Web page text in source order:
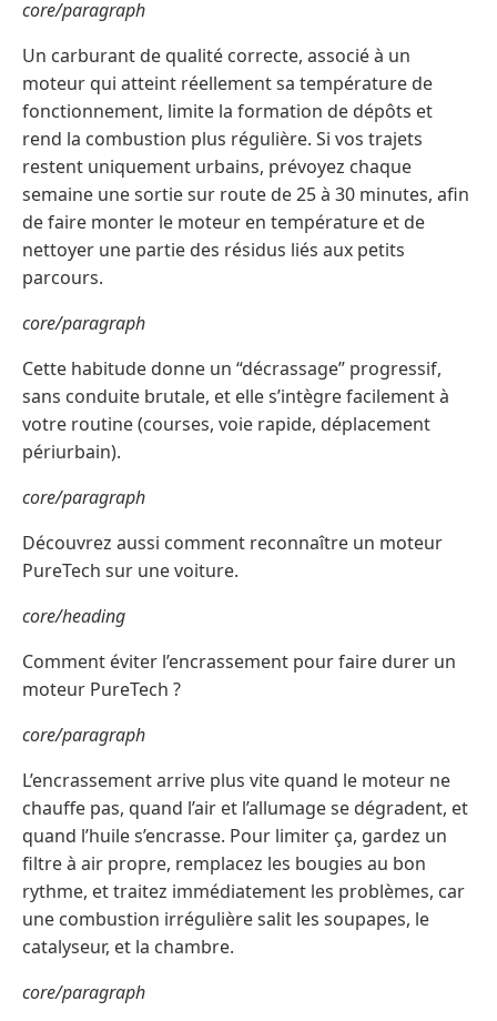
core/paragraph
Un carburant de qualité correcte, associé à un
moteur qui atteint réellement sa température de
fonctionnement, limite la formation de dépôts et
rend la combustion plus régulière. Si vos trajets
restent uniquement urbains, prévoyez chaque
semaine une sortie sur route de 25 à 30 minutes, afin
de faire monter le moteur en température et de
nettoyer une partie des résidus liés aux petits
parcours.
core/paragraph
Cette habitude donne un “décrassage” progressif,
sans conduite brutale, et elle s’intègre facilement à
votre routine (courses, voie rapide, déplacement
périurbain).
core/paragraph
Découvrez aussi comment reconnaître un moteur
PureTech sur une voiture.
core/heading
Comment éviter l’encrassement pour faire durer un
moteur PureTech ?
core/paragraph
L’encrassement arrive plus vite quand le moteur ne
chauffe pas, quand l’air et l’allumage se dégradent, et
quand l’huile s’encrasse. Pour limiter ça, gardez un
filtre à air propre, remplacez les bougies au bon
rythme, et traitez immédiatement les problèmes, car
une combustion irrégulière salit les soupapes, le
catalyseur, et la chambre.
core/paragraph